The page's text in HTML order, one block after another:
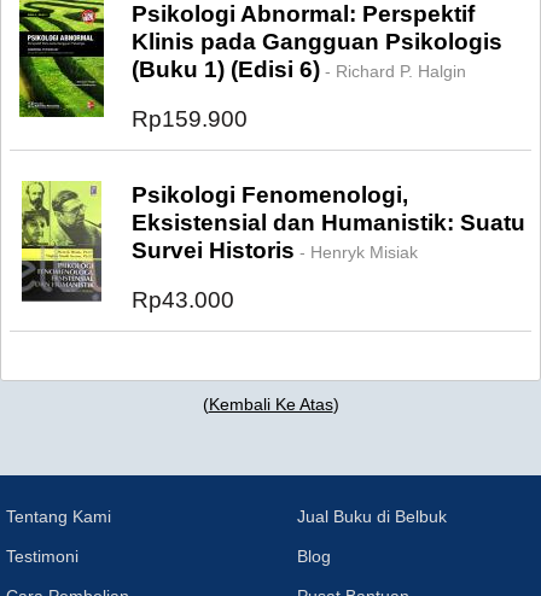
Psikologi Abnormal: Perspektif
Klinis pada Gangguan Psikologis
(Buku 1) (Edisi 6) - Richard P. Halgin
Rp159.900
Psikologi Fenomenologi,
Eksistensial dan Humanistik: Suatu
Survei Historis - Henryk Misiak
Rp43.000
(Kembali Ke Atas)
Tentang Kami
Testimoni
Jual Buku di Belbuk
Blog